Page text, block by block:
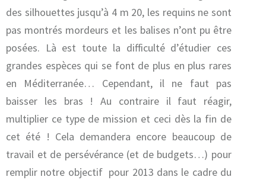
des silhouettes jusqu’à 4 m 20, les requins ne sont
pas montrés mordeurs et les balises n’ont pu être
posées. Là est toute la difficulté d’étudier ces
grandes espèces qui se font de plus en plus rares
en Méditerranée… Cependant, il ne faut pas
baisser les bras ! Au contraire il faut réagir,
multiplier ce type de mission et ceci dès la fin de
cet été ! Cela demandera encore beaucoup de
travail et de persévérance (et de budgets…) pour
remplir notre objectif pour 2013 dans le cadre du